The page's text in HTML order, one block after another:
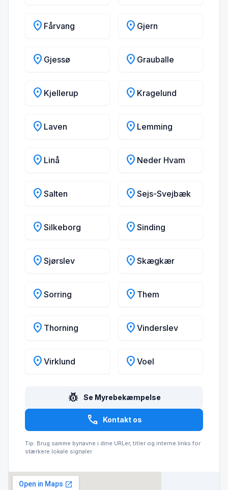
location_on Fårvang location_on Gjern
location_on Gjessø location_on Grauballe
location_on Kjellerup location_on Kragelund
location_on Laven location_on Lemming
location_on Linå location_on Neder Hvam
location_on Salten location_on Sejs-Svejbæk
location_on Silkeborg location_on Sinding
location_on Sjørslev location_on Skægkær
location_on Sorring location_on Them
location_on Thorning location_on Vinderslev
location_on Virklund location_on Voel
pest_control Se Myrebekæmpelse
call Kontakt os
Tip: Brug samme bynavne i dine URLer, titler og interne links for
stærkere lokale signaler.